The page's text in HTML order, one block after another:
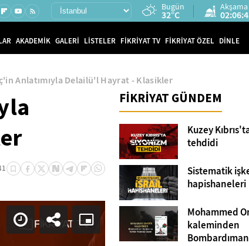
Bugün
32°C
Akşama
AKADEMİK GALERİ LİSTELER FİKRİYAT TV FİKRİYAT ÖZEL DİNLE
Anlatımıyla Delailü'l Hayrat - Klasikler
FİKRİYAT GÜNDEM
Kuzey
tehdidi
Sistematik
hapishaneleri
Mohammed
kaleminden